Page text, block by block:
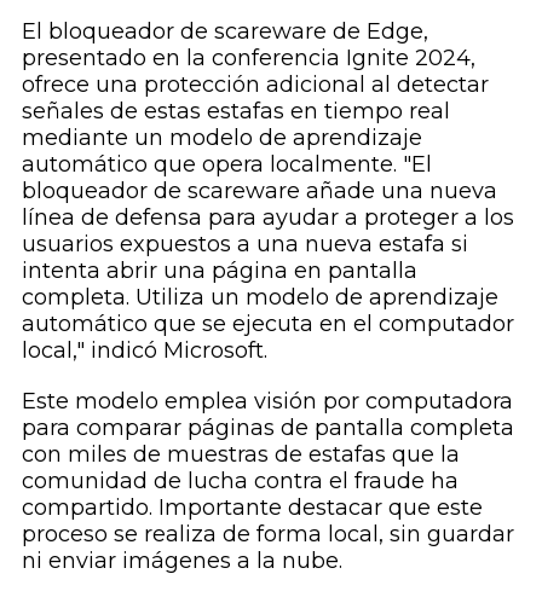
El bloqueador de scareware de Edge,
presentado en la conferencia Ignite 2024,
ofrece una protección adicional al detectar
señales de estas estafas en tiempo real
mediante un modelo de aprendizaje
automático que opera localmente. "El
bloqueador de scareware añade una nueva
línea de defensa para ayudar a proteger a los
usuarios expuestos a una nueva estafa si
intenta abrir una página en pantalla
completa. Utiliza un modelo de aprendizaje
automático que se ejecuta en el computador
local," indicó Microsoft.
Este modelo emplea visión por computadora
para comparar páginas de pantalla completa
con miles de muestras de estafas que la
comunidad de lucha contra el fraude ha
compartido. Importante destacar que este
proceso se realiza de forma local, sin guardar
ni enviar imágenes a la nube.